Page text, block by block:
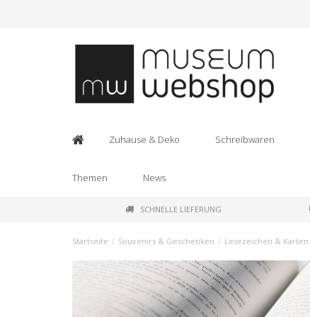
Zuhause & Deko Schreibwaren
Themen News
SCHNELLE LIEFERUNG
Startseite / Souvenirs & Geschenken / Lesezeichen & Karten